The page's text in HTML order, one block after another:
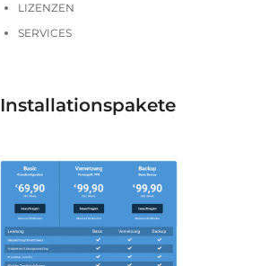
LIZENZEN
SERVICES
Installationspakete